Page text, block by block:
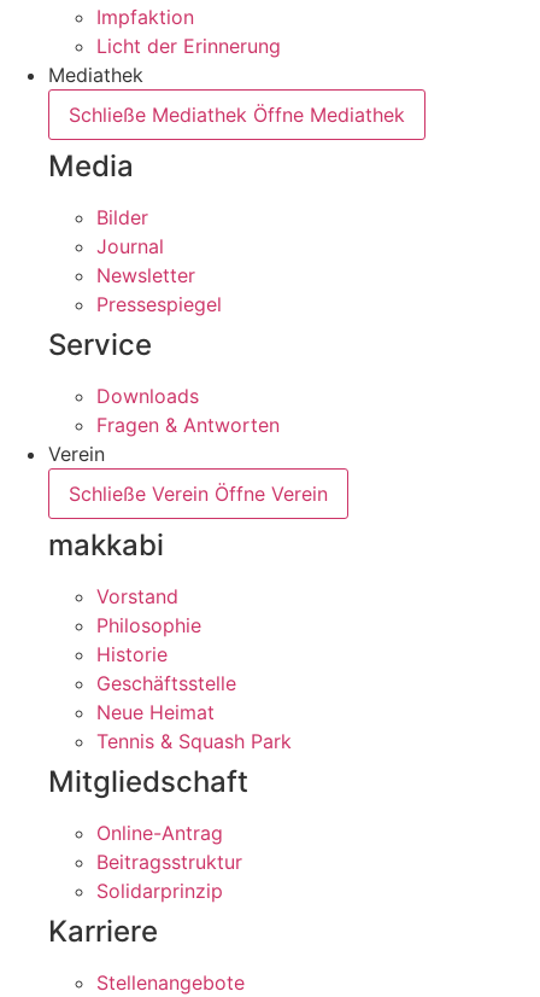
Impfaktion
Licht der Erinnerung
Mediathek
Schließe Mediathek Öffne Mediathek
Media
Bilder
Journal
Newsletter
Pressespiegel
Service
Downloads
Fragen & Antworten
Verein
Schließe Verein Öffne Verein
makkabi
Vorstand
Philosophie
Historie
Geschäftsstelle
Neue Heimat
Tennis & Squash Park
Mitgliedschaft
Online-Antrag
Beitragsstruktur
Solidarprinzip
Karriere
Stellenangebote